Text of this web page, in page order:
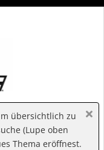
übersichtlich zu
(Lupe oben
Thema eröffnest.